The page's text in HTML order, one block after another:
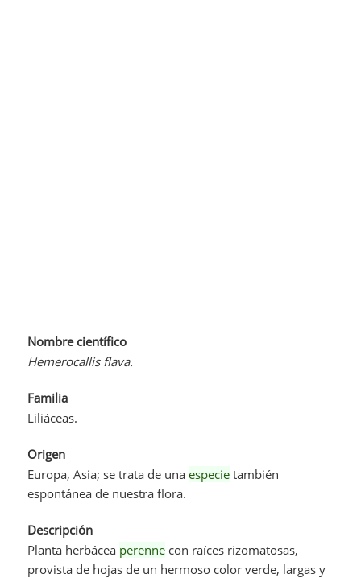
Nombre científico
Hemerocallis flava.
Familia
Liliáceas.
Origen
Europa, Asia; se trata de unaespecie también
espontánea de nuestra flora.
Descripción
Planta herbácea perenne con raíces rizomatosas,
provista de hojas de un hermoso color verde, largas y